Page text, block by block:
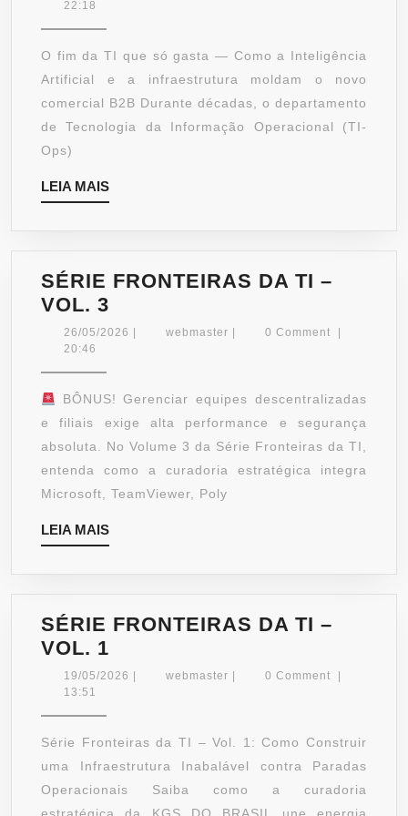
–
VOL.
1
22:18
O fim da TI que só gasta — Como a Inteligência
Artificial e a infraestrutura moldam o novo
comercial B2B Durante décadas, o departamento
de Tecnologia da Informação Operacional (TI-
Ops)
LEIA MAISLEIA
MAIS
SÉRIE FRONTEIRAS DA TI –
VOL. 3
FRONTEIRAS
–
VOL.
3
26/05/2026 26/05/2026webmaster webmaster0 Comment
20:46
BÔNUS! Gerenciar equipes descentralizadas
e filiais exige alta performance e segurança
absoluta. No Volume 3 da Série Fronteiras da TI,
entenda como a curadoria estratégica integra
Microsoft, TeamViewer, Poly
LEIA MAISLEIA
MAIS
SÉRIE FRONTEIRAS DA TI –
VOL. 1
FRONTEIRAS
–
VOL.
1
19/05/2026 19/05/2026webmaster webmaster0 Comment
13:51
Série Fronteiras da TI – Vol. 1: Como Construir
uma Infraestrutura Inabalável contra Paradas
Operacionais Saiba como a curadoria